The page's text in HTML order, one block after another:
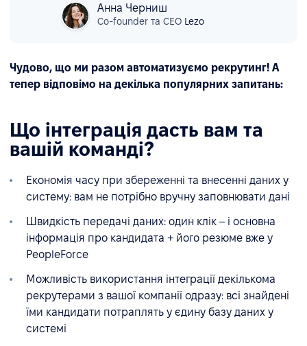
Анна Черниш
Сo-founder та CEO Lezo
Чудово, що ми разом автоматизуємо рекрутинг! А
тепер відповімо на декілька популярних запитань:
Що інтеграція дасть вам та
вашій команді?
Економія часу при збереженні та внесенні даних у
систему: вам не потрібно вручну заповнювати дані
Швидкість передачі даних: один клік – і основна
інформація про кандидата + його резюме вже у
PeopleForce
Можливість використання інтеграції декількома
рекрутерами з вашої компанії одразу: всі знайдені
їми кандидати потраплять у єдину базу даних у
системі